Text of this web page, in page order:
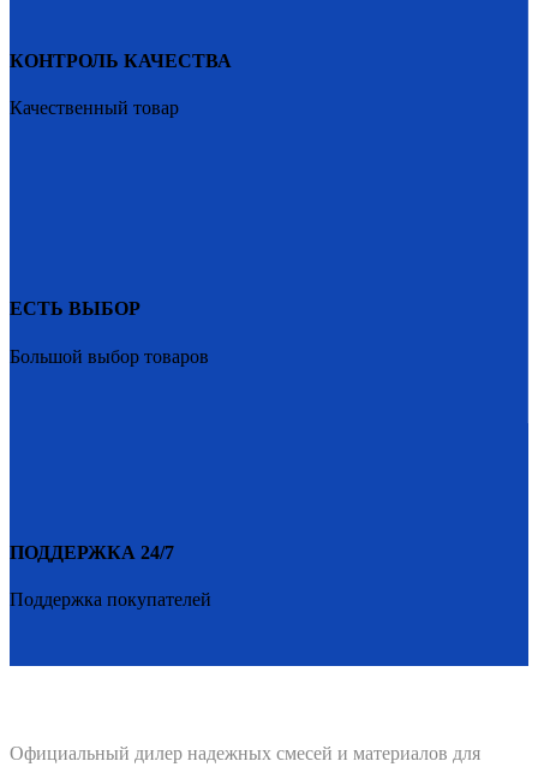
КОНТРОЛЬ КАЧЕСТВА
Качественный товар
ЕСТЬ ВЫБОР
Большой выбор товаров
ПОДДЕРЖКА 24/7
Поддержка покупателей
Официальный дилер надежных смесей и материалов для